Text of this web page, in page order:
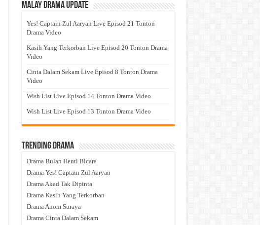
Malay Drama Update
Yes! Captain Zul Aaryan Live Episod 21 Tonton
Drama Video
Kasih Yang Terkorban Live Episod 20 Tonton Drama
Video
Cinta Dalam Sekam Live Episod 8 Tonton Drama
Video
Wish List Live Episod 14 Tonton Drama Video
Wish List Live Episod 13 Tonton Drama Video
Trending Drama
Drama Bulan Henti Bicara
Drama Yes! Captain Zul Aaryan
Drama Akad Tak Dipinta
Drama Kasih Yang Terkorban
Drama Anom Suraya
Drama Cinta Dalam Sekam